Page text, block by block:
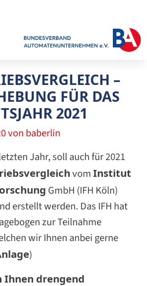
–
FÜR DAS
2021
von baberlin
Jahr, soll auch für 2021
vomInstitut
GmbH (IFH Köln)
erstellt werden. Das IFH hat
zur Teilnahme
wir Ihnen anbei gerne
)
Ihnen drengend